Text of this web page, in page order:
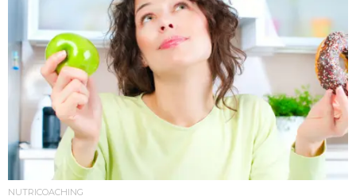
NUTRICOACHING